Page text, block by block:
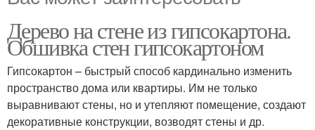
Дерево на стене из гипсокартона.
Обшивка стен гипсокартоном
Гипсокартон – быстрый способ кардинально изменить
пространство дома или квартиры. Им не только
выравнивают стены, но и утепляют помещение, создают
декоративные конструкции, возводят стены и др.